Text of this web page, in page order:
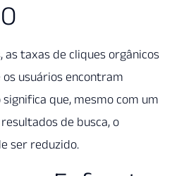
as taxas de cliques orgânicos
usuários encontram
que, mesmo com um
de busca, o
ser reduzido.